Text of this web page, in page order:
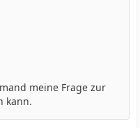
meine Frage zur
kann.